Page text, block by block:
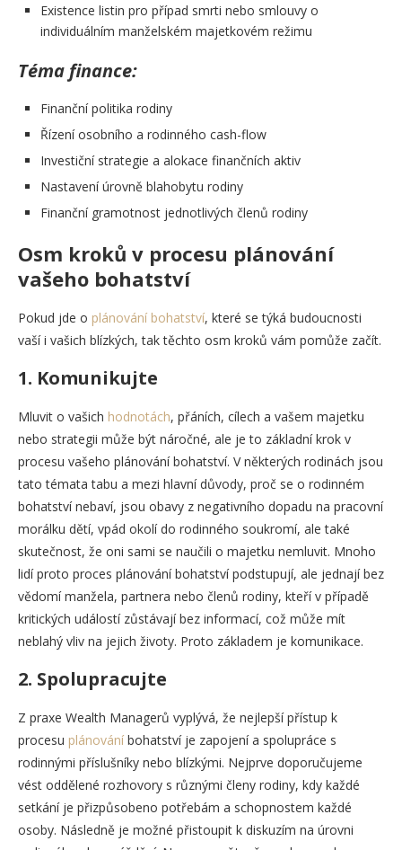
Existence listin pro případ smrti nebo smlouvy o
individuálním manželském majetkovém režimu
Téma finance:
Finanční politika rodiny
Řízení osobního a rodinného cash-flow
Investiční strategie a alokace finančních aktiv
Nastavení úrovně blahobytu rodiny
Finanční gramotnost jednotlivých členů rodiny
Osm kroků v procesu plánování
vašeho bohatství
Pokud jde o plánování bohatství, které se týká budoucnosti
vaší i vašich blízkých, tak těchto osm kroků vám pomůže začít.
1. Komunikujte
Mluvit o vašich hodnotách, přáních, cílech a vašem majetku
nebo strategii může být náročné, ale je to základní krok v
procesu vašeho plánování bohatství. V některých rodinách jsou
tato témata tabu a mezi hlavní důvody, proč se o rodinném
bohatství nebaví, jsou obavy z negativního dopadu na pracovní
morálku dětí, vpád okolí do rodinného soukromí, ale také
skutečnost, že oni sami se naučili o majetku nemluvit. Mnoho
lidí proto proces plánování bohatství podstupují, ale jednají bez
vědomí manžela, partnera nebo členů rodiny, kteří v případě
kritických událostí zůstávají bez informací, což může mít
neblahý vliv na jejich životy. Proto základem je komunikace.
2. Spolupracujte
Z praxe Wealth Managerů vyplývá, že nejlepší přístup k
procesu plánování bohatství je zapojení a spolupráce s
rodinnými příslušníky nebo blízkými. Nejprve doporučujeme
vést oddělené rozhovory s různými členy rodiny, kdy každé
setkání je přizpůsobeno potřebám a schopnostem každé
osoby. Následně je možné přistoupit k diskuzím na úrovni